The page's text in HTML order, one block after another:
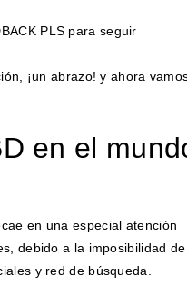
PLS para seguir
¡un abrazo! y ahora
en el
en una especial atención
debido a la imposibilidad de
y red de búsqueda.